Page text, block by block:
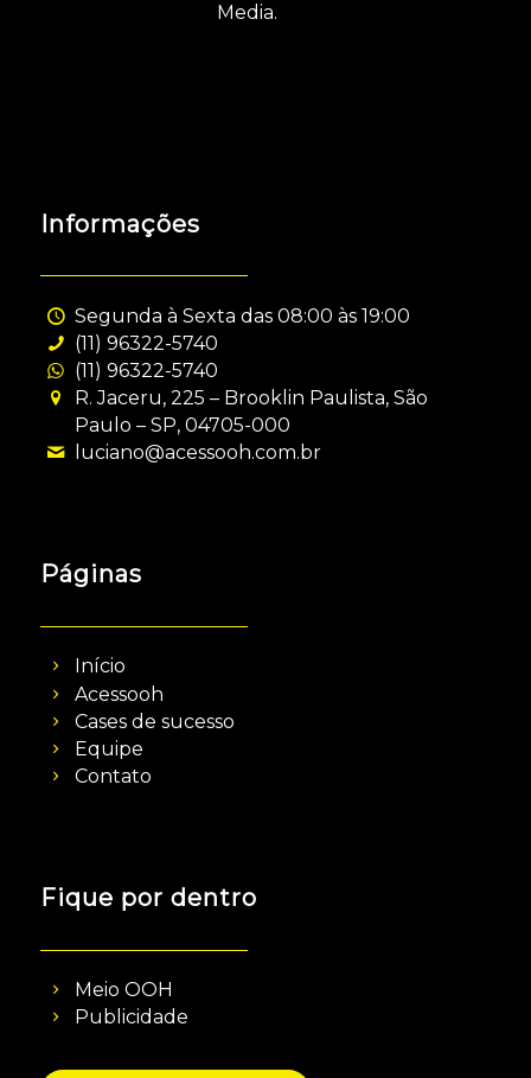
Media.
Informações
Segunda à Sexta das 08:00 às 19:00
(11) 96322-5740
(11) 96322-5740
R. Jaceru, 225 – Brooklin Paulista, São
Paulo – SP, 04705-000
luciano@acessooh.com.br
Páginas
Início
Acessooh
Cases de sucesso
Equipe
Contato
Fique por dentro
Meio OOH
Publicidade